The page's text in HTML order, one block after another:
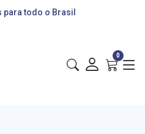
para todo o Brasil
0